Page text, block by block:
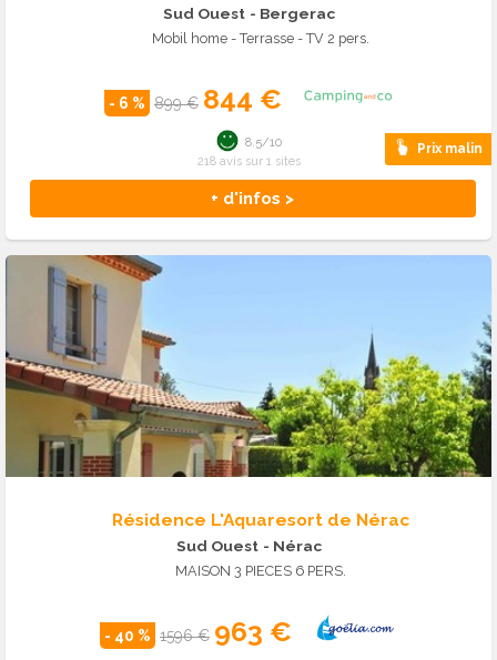
Sud Ouest - Bergerac
Mobil home - Terrasse - TV 2 pers.
- 6 % 899 € 844 €
Prix malin
+ d'infos >
8.5/10
218 avis sur 1 sites
Résidence L'Aquaresort de Nérac
Sud Ouest - Nérac
MAISON 3 PIECES 6 PERS.
- 40 % 1596 € 963 €